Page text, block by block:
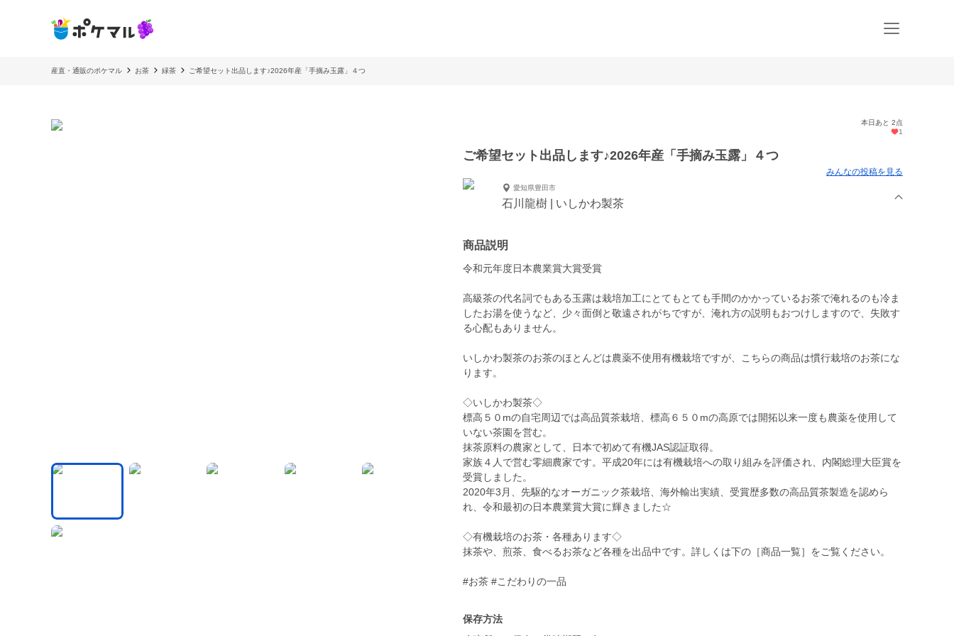
産直・通販のポケマル お茶 緑茶 ご希望セット出品します♪2026年産「手摘み玉露」４つ
本日あと 2点
1
ご希望セット出品します♪2026年産「手摘み玉露」４つ
みんなの投稿を見る
愛知県豊田市
石川龍樹 | いしかわ製茶
商品説明
令和元年度日本農業賞大賞受賞
高級茶の代名詞でもある玉露は栽培加工にとてもとても手間のかかっているお茶で淹れるのも冷ま
したお湯を使うなど、少々面倒と敬遠されがちですが、淹れ方の説明もおつけしますので、失敗す
る心配もありません。
いしかわ製茶のお茶のほとんどは農薬不使用有機栽培ですが、こちらの商品は慣行栽培のお茶にな
ります。
◇いしかわ製茶◇
標高５０mの自宅周辺では高品質茶栽培、標高６５０mの高原では開拓以来一度も農薬を使用して
いない茶園を営む。
抹茶原料の農家として、日本で初めて有機JAS認証取得。
家族４人で営む零細農家です。平成20年には有機栽培への取り組みを評価され、内閣総理大臣賞を
受賞しました。
2020年3月、先駆的なオーガニック茶栽培、海外輸出実績、受賞歴多数の高品質茶製造を認めら
れ、令和最初の日本農業賞大賞に輝きました☆
◇有機栽培のお茶・各種あります◇
抹茶や、煎茶、食べるお茶など各種を出品中です。詳しくは下の［商品一覧］をご覧ください。
#お茶 #こだわりの一品
保存方法